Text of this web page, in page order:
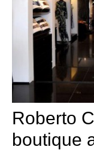
Roberto
boutique